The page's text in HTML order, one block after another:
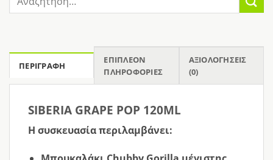
για:
ΠΕΡΙΓΡΑΦΉ
ΕΠΙΠΛΈΟΝ
ΠΛΗΡΟΦΟΡΊΕΣ
ΑΞΙΟΛΟΓΉΣΕΙΣ
(0)
SIBERIA GRAPE POP 120ML
Η συσκευασία περιλαμβάνει: